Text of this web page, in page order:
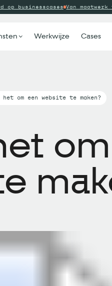
op businesscases Van
Werkwijze Cases
het om een website te maken?